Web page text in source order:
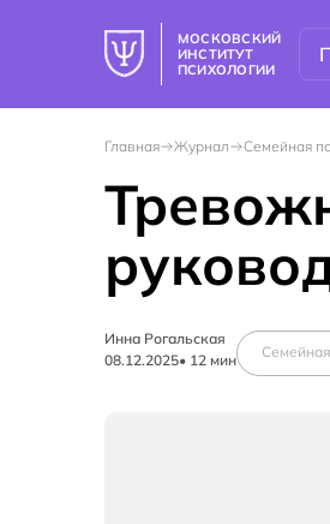
МОСКОВСКИЙ
ИНСТИТУТ
ПСИХОЛОГИИ
Главная Журнал Семейная
Инна Рогальская
08.12.2025• 12 мин